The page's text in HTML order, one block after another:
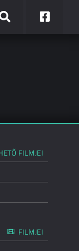
FILMJEI
FILMJEI